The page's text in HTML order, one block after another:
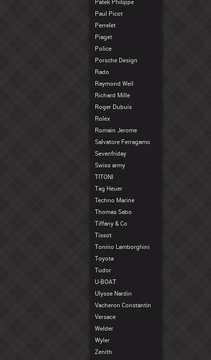
Paul Picot
Perrelet
Piaget
Police
Porsche Design
Rado
Raymond Weil
Richard Mille
Roger Dubuis
Rolex
Romain Jerome
Salvatore Ferragamo
Sevenfriday
Swiss army
TITONI
Tag Heuer
Techno Marine
Thomas Sabo
Tiffany & Co
Tissot
Tonino Lamborghini
Toyota
Tudor
U-BOAT
Ulysse Nardin
Vacheron Constantin
Versace
Welder
Wyler
Zenith